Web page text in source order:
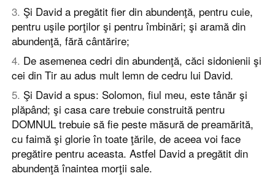
3. Şi David a pregătit fier din abundenţă, pentru cuie,
pentru uşile porţilor şi pentru îmbinări; şi aramă din
abundenţă, fără cântărire;
4. De asemenea cedri din abundenţă, căci sidonienii şi
cei din Tir au adus mult lemn de cedru lui David.
5. Şi David a spus: Solomon, fiul meu, este tânăr şi
plăpând; şi casa care trebuie construită pentru
DOMNUL trebuie să fie peste măsură de preamărită,
cu faimă şi glorie în toate ţările, de aceea voi face
pregătire pentru aceasta. Astfel David a pregătit din
abundenţă înaintea morţii sale.